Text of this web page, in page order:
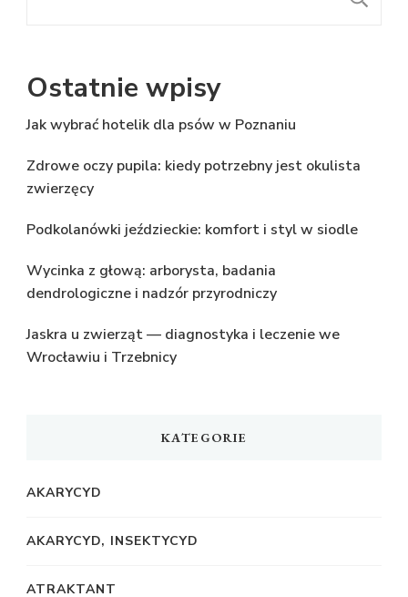
Ostatnie wpisy
Jak wybrać hotelik dla psów w Poznaniu
Zdrowe oczy pupila: kiedy potrzebny jest okulista
zwierzęcy
Podkolanówki jeździeckie: komfort i styl w siodle
Wycinka z głową: arborysta, badania
dendrologiczne i nadzór przyrodniczy
Jaskra u zwierząt — diagnostyka i leczenie we
Wrocławiu i Trzebnicy
KATEGORIE
AKARYCYD
AKARYCYD, INSEKTYCYD
ATRAKTANT